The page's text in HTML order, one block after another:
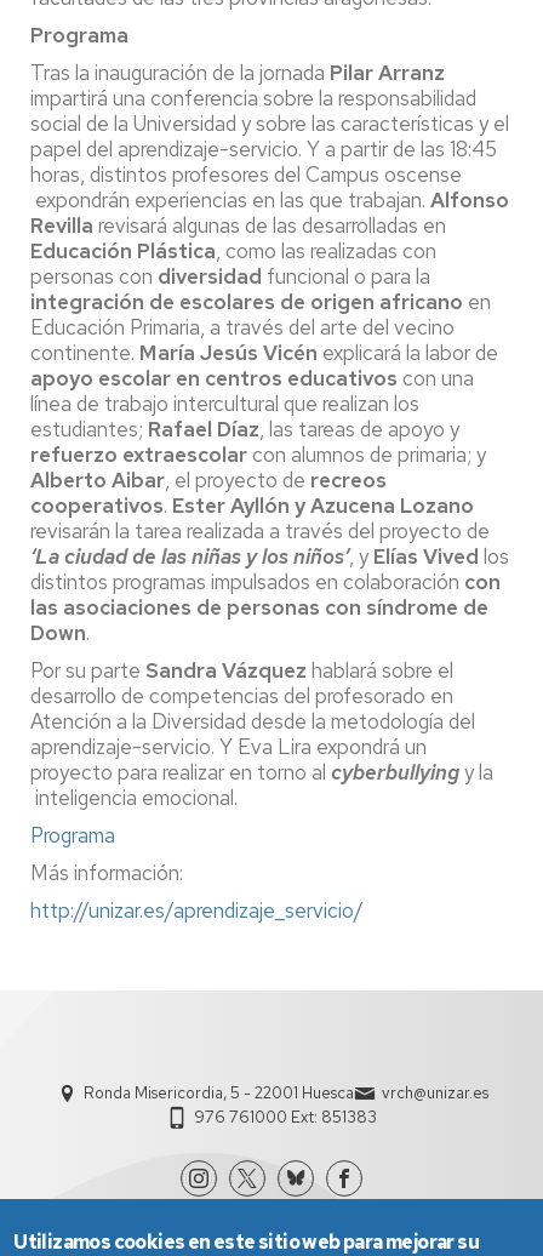
Programa
Tras la inauguración de la jornada Pilar Arranz
impartirá una conferencia sobre la responsabilidad
social de la Universidad y sobre las características y el
papel del aprendizaje-servicio. Y a partir de las 18:45
horas, distintos profesores del Campus oscense
expondrán experiencias en las que trabajan. Alfonso
Revilla revisará algunas de las desarrolladas en
Educación Plástica, como las realizadas con
personas con diversidad funcional o para la
integración de escolares de origen africano en
Educación Primaria, a través del arte del vecino
continente. María Jesús Vicén explicará la labor de
apoyo escolar en centros educativos con una
línea de trabajo intercultural que realizan los
estudiantes; Rafael Díaz, las tareas de apoyo y
refuerzo extraescolarcon alumnos de primaria; y
Alberto Aibar, el proyecto de recreos
cooperativos. Ester Ayllón y Azucena Lozano
revisarán la tarea realizada a través del proyecto de
‘La ciudad de las niñas y los niños’, y Elías Vived los
distintos programas impulsados en colaboración con
las asociaciones de personas con síndrome de
Down.
Por su parte Sandra Vázquez hablará sobre el
desarrollo de competencias del profesorado en
Atención a la Diversidad desde la metodología del
aprendizaje-servicio. Y Eva Lira expondrá un
proyecto para realizar en torno al cyberbullyingy la
inteligencia emocional.
Programa
Más información:
http://unizar.es/aprendizaje_servicio/
Ronda Misericordia, 5 - 22001 Huesca
vrch@unizar.es
976 761000 Ext: 851383
Utilizamos cookies en este sitio web para mejorar su